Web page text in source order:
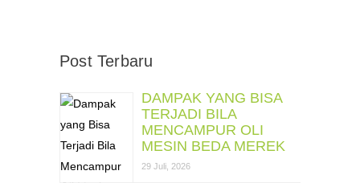
Post Terbaru
DAMPAK YANG BISA
TERJADI BILA
MENCAMPUR OLI
MESIN BEDA MEREK
29 Juli, 2026